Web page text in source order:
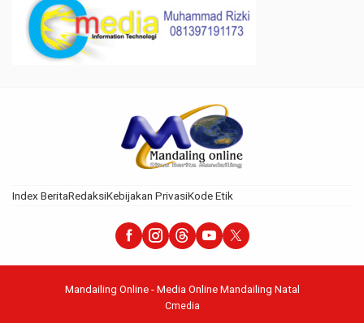
Index BeritaRedaksiKebijakan PrivasiKode Etik
Mandailing Online - Media Online Mandailing Natal
Cmedia